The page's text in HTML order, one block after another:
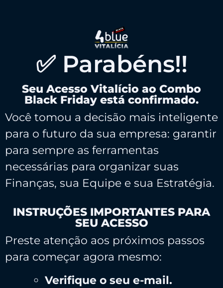
✅ Parabéns!!
Seu Acesso Vitalício ao Combo
Black Friday está confirmado.
Você tomou a decisão mais inteligente
para o futuro da sua empresa: garantir
para sempre as ferramentas
necessárias para organizar suas
Finanças, sua Equipe e sua Estratégia.
INSTRUÇÕES IMPORTANTES PARA
SEU ACESSO
Preste atenção aos próximos passos
para começar agora mesmo:
Verifique o seu e-mail.